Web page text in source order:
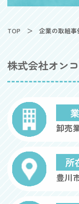
TOP 企業の取組事
株式会社オン
卸売
所
豊川